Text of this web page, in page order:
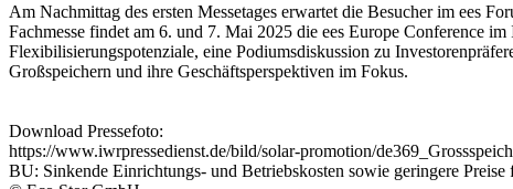
Am Nachmittag des ersten Messetages erwartet die Besucher im ees
Fachmesse findet am 6. und 7. Mai 2025 die ees Europe Conference
Flexibilisierungspotenziale, eine Podiumsdiskussion zu
Großspeichern und ihre Geschäftsperspektiven im Fokus.
Download Pressefoto:
https://www.iwrpressedienst.de/bild/solar-promotion/
BU: Sinkende Einrichtungs- und Betriebskosten sowie geringere